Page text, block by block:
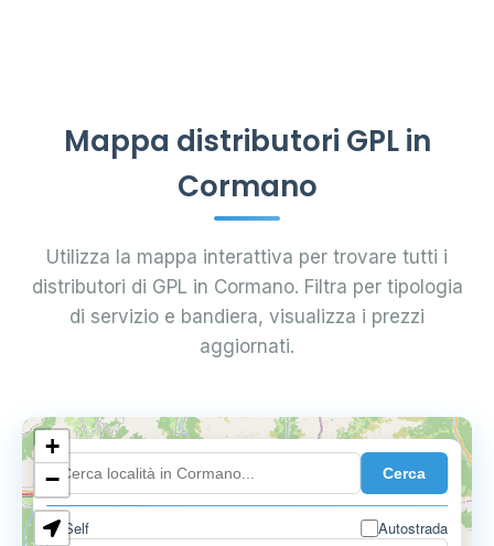
Mappa distributori GPL in
Cormano
Utilizza la mappa interattiva per trovare tutti i
distributori di GPL in Cormano. Filtra per tipologia
di servizio e bandiera, visualizza i prezzi
aggiornati.
Cerca
Self
Autostrada
0.899 €
+
−